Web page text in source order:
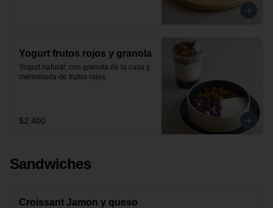
Yogurt frutos rojos y granola
Yogurt natural, con granola de la casa y
mermelada de frutos rojos.
$2.400
Sandwiches
Croissant Jamon y queso